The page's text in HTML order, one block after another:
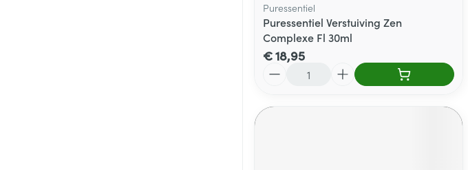
Puressentiel
Puressentiel Verstuiving Zen
Complexe Fl 30ml
€ 18,95